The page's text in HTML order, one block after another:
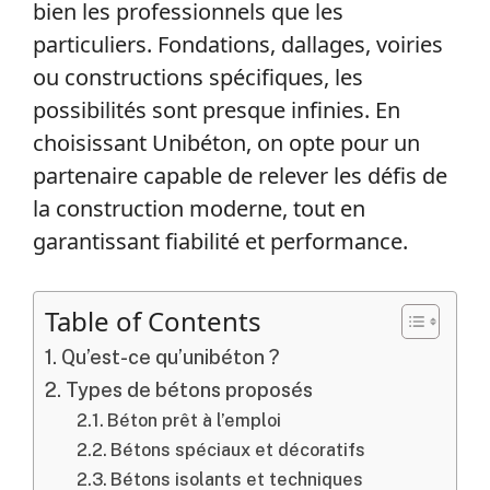
bien les professionnels que les
particuliers. Fondations, dallages, voiries
ou constructions spécifiques, les
possibilités sont presque infinies. En
choisissant Unibéton, on opte pour un
partenaire capable de relever les défis de
la construction moderne, tout en
garantissant fiabilité et performance.
Table of Contents
Qu’est-ce qu’unibéton ?
Types de bétons proposés
Béton prêt à l’emploi
Bétons spéciaux et décoratifs
Bétons isolants et techniques